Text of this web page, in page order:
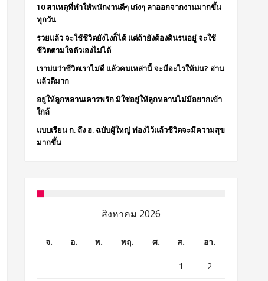
10 สาเหตุที่ทำให้พนักงานดีๆ เก่งๆ ลาออกจากงานมากขึ้น
ทุกวัน
รวยแล้ว จะใช้ชีวิตยังไงก็ได้ แต่ถ้ายังต้องดินรนอยู่ จะใช้
ชีวิตตามใจตัวเองไม่ได้
เราบ่นว่าชีวิตเราไม่ดี แล้วคนเหล่านี้ จะมีอะไรให้บ่น? อ่าน
แล้วดีมาก
อยู่ให้ลูกหลานเคารพรัก มิใช่อยู่ให้ลูกหลานไม่มีอยากเข้า
ใกล้
แบบเรียน ก. ถึง ฮ. ฉบับผู้ใหญ่ ท่องไว้แล้วชีวิตจะมีความสุข
มากขึ้น
สิงหาคม 2026
จ. อ. พ. พฤ. ศ. ส. อา.
1 2